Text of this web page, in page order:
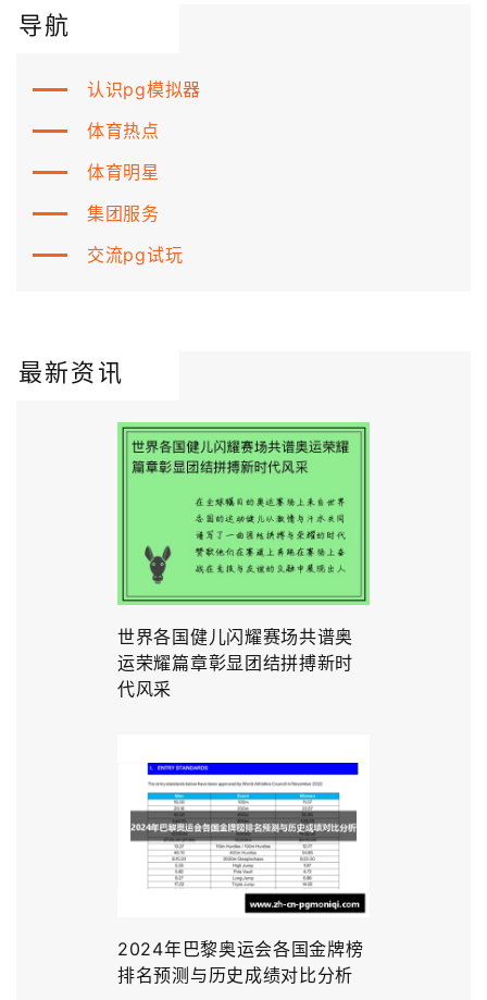
导航
认识pg模拟器
体育热点
体育明星
集团服务
交流pg试玩
最新资讯
世界各国健儿闪耀赛场共谱奥
运荣耀篇章彰显团结拼搏新时
代风采
2024年巴黎奥运会各国金牌榜
排名预测与历史成绩对比分析